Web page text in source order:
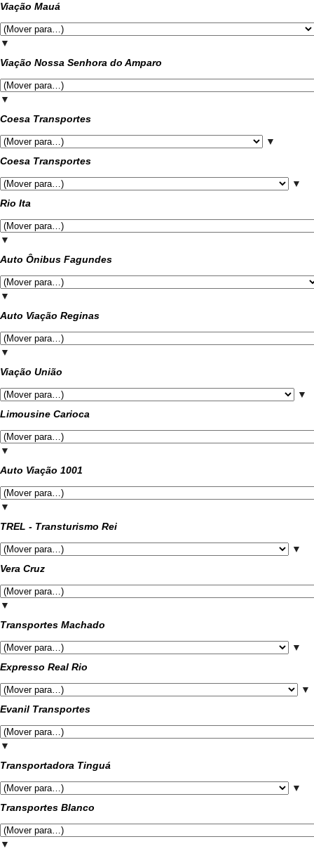
Viação Mauá
▼
Viação Nossa Senhora do Amparo
▼
Coesa Transportes
▼
Coesa Transportes
▼
Rio Ita
▼
Auto Ônibus Fagundes
▼
Auto Viação Reginas
▼
Viação União
▼
Limousine Carioca
▼
Auto Viação 1001
▼
TREL - Transturismo Rei
▼
Vera Cruz
▼
Transportes Machado
▼
Expresso Real Rio
▼
Evanil Transportes
▼
Transportadora Tinguá
▼
Transportes Blanco
▼